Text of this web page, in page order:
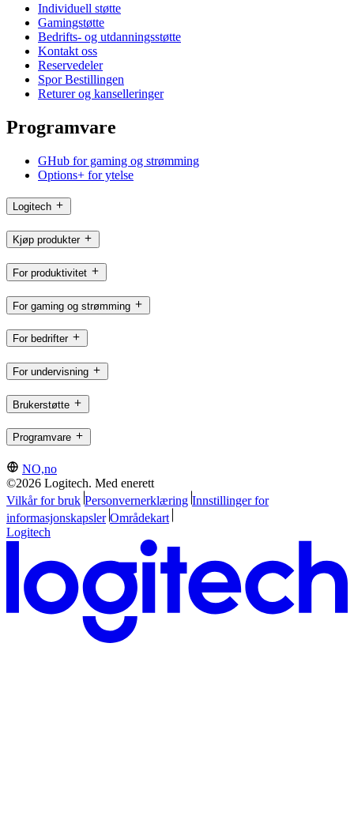
Individuell støtte
Gamingstøtte
Bedrifts- og utdanningsstøtte
Kontakt oss
Reservedeler
Spor Bestillingen
Returer og kanselleringer
Programvare
GHub for gaming og strømming
Options+ for ytelse
Logitech
Kjøp produkter
For produktivitet
For gaming og strømming
For bedrifter
For undervisning
Brukerstøtte
Programvare
NO,no
©2026 Logitech. Med enerett
Vilkår for bruk Personvernerklæring Innstillinger for
informasjonskapsler Områdekart
Logitech